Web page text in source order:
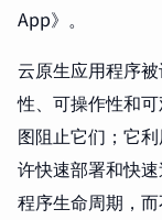
App》。
云原生应用程序
性、可操作性和
图阻止它们；它
许快速部署和快
程序生命周期，